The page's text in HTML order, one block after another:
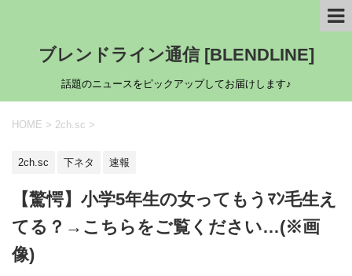
ブレンドライン通信 [BLENDLINE]
話題のニュースをピックアップしてお届けします♪
HOME > 2ch.sc >
2ch.sc 下ネタ 速報
【驚愕】小学5年生の女ってもうﾏﾝ毛生え
てる？→こちらをご覧ください…(※画
像)